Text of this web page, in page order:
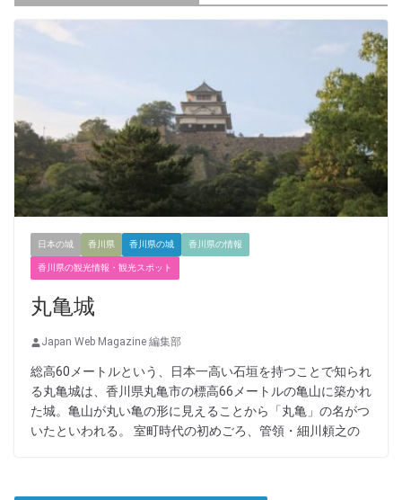
日本の城 香川県 香川県の城 香川県の情報
香川県の観光情報・観光スポット
丸亀城
Japan Web Magazine 編集部
総高60メートルという、日本一高い石垣を持つことで知られ
る丸亀城は、香川県丸亀市の標高66メートルの亀山に築かれ
た城。亀山が丸い亀の形に見えることから「丸亀」の名がつ
いたといわれる。 室町時代の初めごろ、管領・細川頼之の